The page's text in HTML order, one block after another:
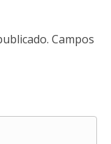
Campos